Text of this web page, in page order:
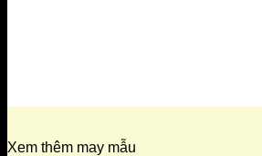
Xem thêm may mẫu